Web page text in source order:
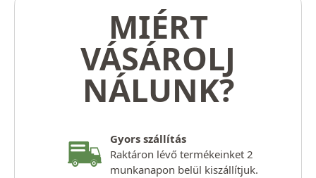
MIÉRT
VÁSÁROLJ
NÁLUNK?
Gyors szállítás
Raktáron lévő termékeinket 2
munkanapon belül kiszállítjuk.